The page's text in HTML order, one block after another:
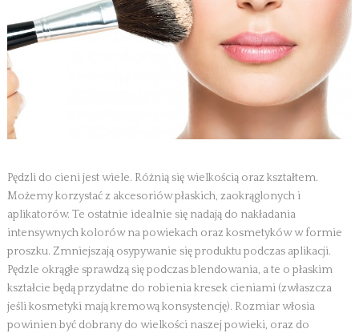
Pędzli do cieni jest wiele. Różnią się wielkością oraz kształtem.
Możemy korzystać z akcesoriów płaskich, zaokrąglonych i
aplikatorów. Te ostatnie idealnie się nadają do nakładania
intensywnych kolorów na powiekach oraz kosmetyków w formie
proszku. Zmniejszają osypywanie się produktu podczas aplikacji.
Pędzle okrągłe sprawdzą się podczas blendowania, a te o płaskim
kształcie będą przydatne do robienia kresek cieniami (zwłaszcza
jeśli kosmetyki mają kremową konsystencję). Rozmiar włosia
powinien być dobrany do wielkości naszej powieki, oraz do